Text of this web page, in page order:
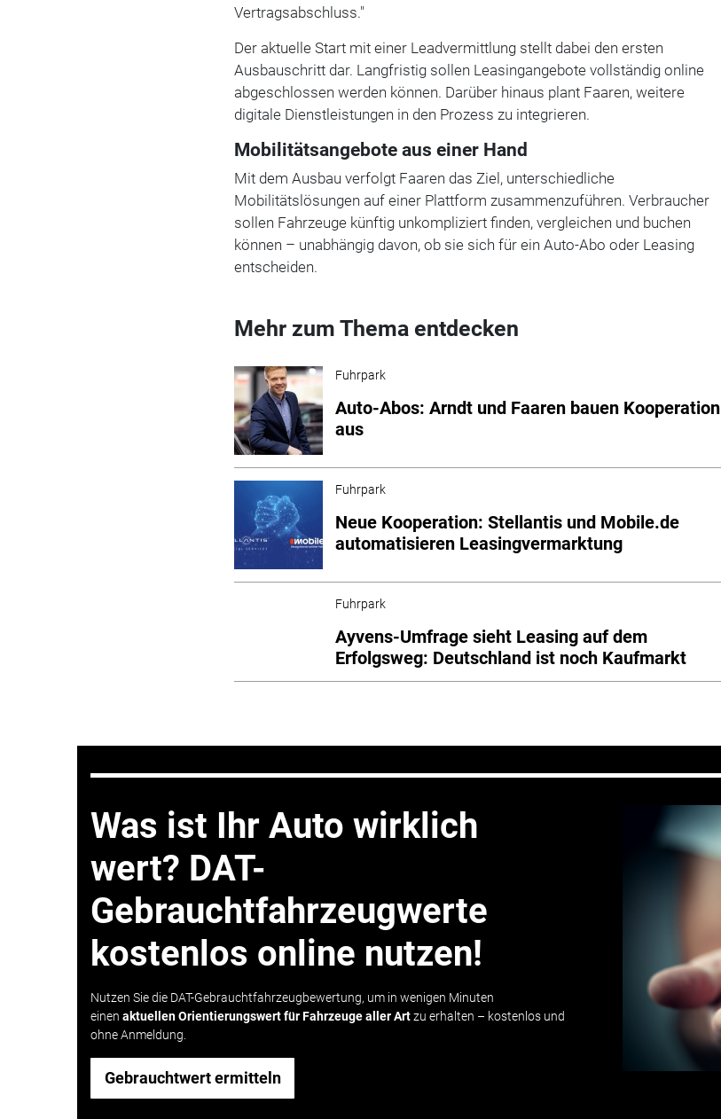
Vertragsabschluss."
Der aktuelle Start mit einer Leadvermittlung stellt dabei den ersten
Ausbauschritt dar. Langfristig sollen Leasingangebote vollständig online
abgeschlossen werden können. Darüber hinaus plant Faaren, weitere
digitale Dienstleistungen in den Prozess zu integrieren.
Mobilitätsangebote aus einer Hand
Mit dem Ausbau verfolgt Faaren das Ziel, unterschiedliche
Mobilitätslösungen auf einer Plattform zusammenzuführen. Verbraucher
sollen Fahrzeuge künftig unkompliziert finden, vergleichen und buchen
können – unabhängig davon, ob sie sich für ein Auto-Abo oder Leasing
entscheiden.
Mehr zum Thema entdecken
Fuhrpark
Auto-Abos: Arndt und Faaren bauen Kooperation
aus
Fuhrpark
Neue Kooperation: Stellantis und Mobile.de
automatisieren Leasingvermarktung
Fuhrpark
Ayvens-Umfrage sieht Leasing auf dem
Erfolgsweg: Deutschland ist noch Kaufmarkt
Was ist Ihr Auto wirklich
wert? DAT-
Gebrauchtfahrzeugwerte
kostenlos online nutzen!
Nutzen Sie die DAT-Gebrauchtfahrzeugbewertung, um in wenigen Minuten
einen aktuellen Orientierungswert für Fahrzeuge aller Artzu erhalten – kostenlos und
ohne Anmeldung.
Gebrauchtwert ermitteln